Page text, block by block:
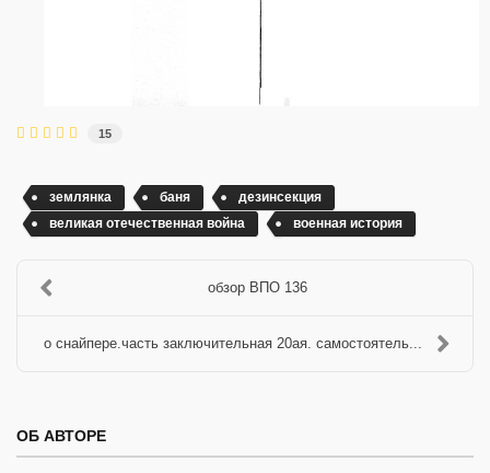
15
землянка баня
дезинсекция
великая отечественная война
военная история
обзор ВПО 136
о снайпере.часть заключительная 20ая. самостоятель...
ОБ АВТОРЕ